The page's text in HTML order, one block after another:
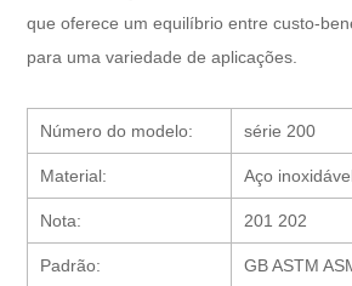
que oferece um equilíbrio entre custo-
para uma variedade de aplicações.
Número do modelo: série 200
Material: Aço
Nota: 201 202
Padrão: GB ASTM